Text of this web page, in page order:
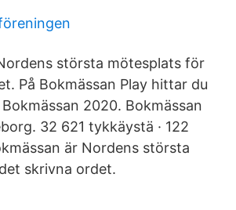
största mötesplats för
På Bokmässan Play hittar du
2020. Bokmässan
32 621 tykkäystä · 122
är Nordens största
skrivna ordet.